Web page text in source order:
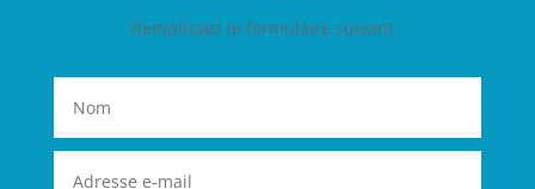
Remplissez le formulaire suivant :